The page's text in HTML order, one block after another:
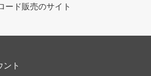
ード販売のサイト
ント